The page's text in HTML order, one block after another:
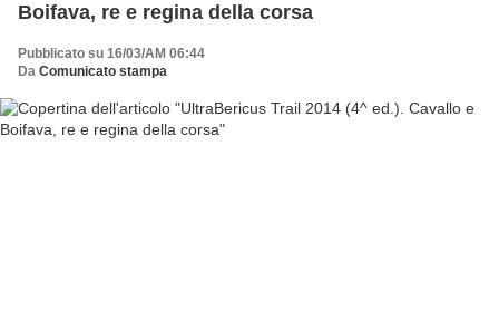
Boifava, re e regina della corsa
Pubblicato su 16/03/AM 06:44
Da Comunicato stampa